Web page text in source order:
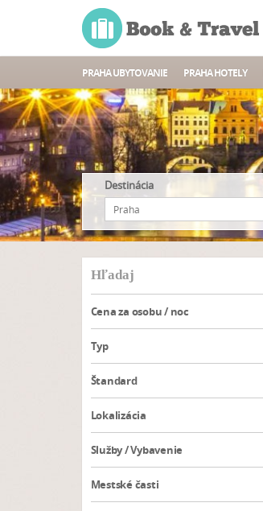
PRAHA UBYTOVANIE PRAHA HOTELY
Destinácia
hľadaj
Cena za osobu / noc
typ
Štandard
Lokalizácia
Služby / Vybavenie
Mestské časti